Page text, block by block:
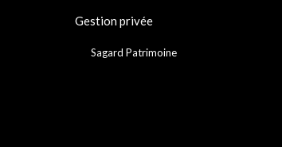
Gestion privée
Sagard Patrimoine